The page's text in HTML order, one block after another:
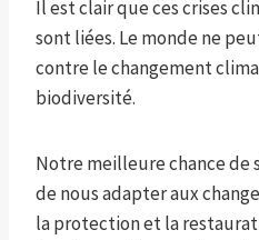
Il est clair que ces crises
sont liées. Le monde ne
contre le changement
biodiversité.
Notre meilleure chance
de nous adapter aux
la protection et la